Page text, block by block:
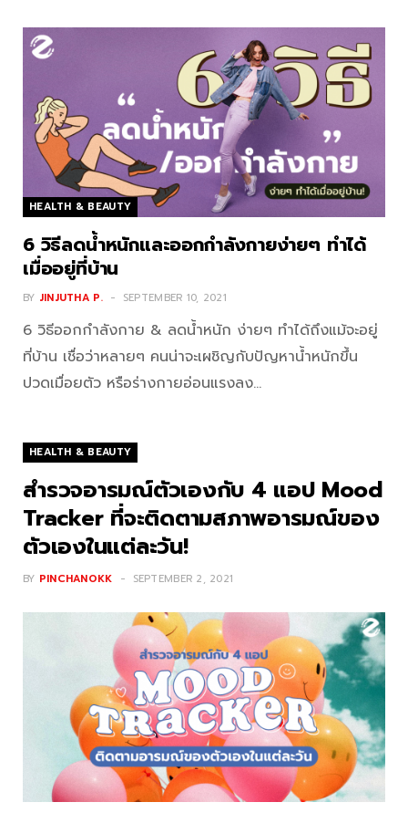
HEALTH & BEAUTY
6 วิธีลดน้ำหนักและออกกำลังกายง่ายๆ ทำได้
เมื่ออยู่ที่บ้าน
BY JINJUTHA P. SEPTEMBER 10, 2021
6 วิธีออกกำลังกาย & ลดน้ำหนัก ง่ายๆ ทำได้ถึงแม้จะอยู่
ที่บ้าน เชื่อว่าหลายๆ คนน่าจะเผชิญกับปัญหาน้ำหนักขึ้น
ปวดเมื่อยตัว หรือร่างกายอ่อนแรงลง…
HEALTH & BEAUTY
สำรวจอารมณ์ตัวเองกับ 4 แอป Mood
Tracker ที่จะติดตามสภาพอารมณ์ของ
ตัวเองในแต่ละวัน!
BY PINCHANOKK SEPTEMBER 2, 2021